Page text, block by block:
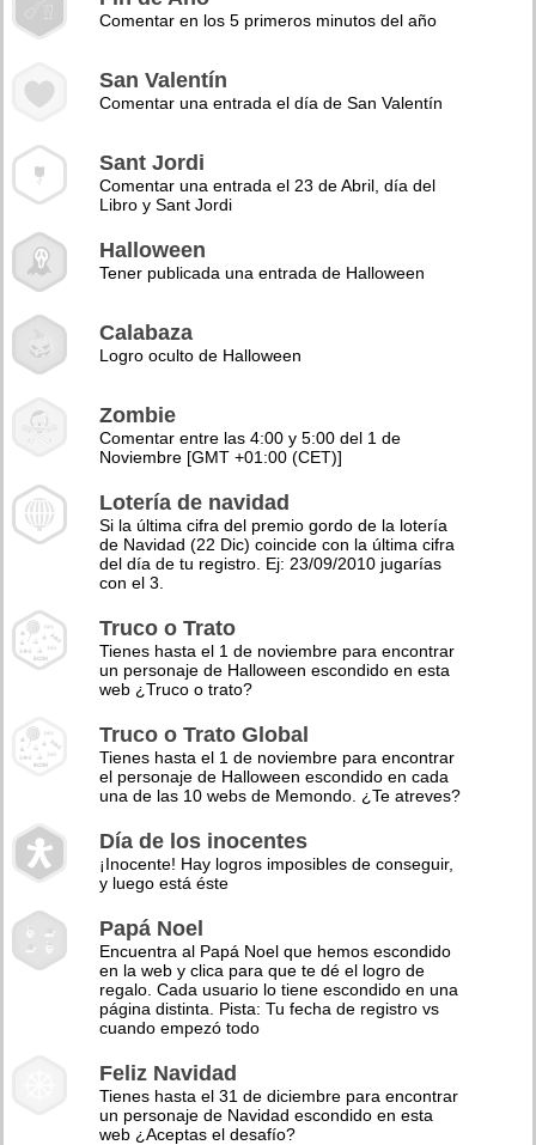
Comentar en los 5 primeros minutos del año
San Valentín
Comentar una entrada el día de San Valentín
Sant Jordi
Comentar una entrada el 23 de Abril, día del
Libro y Sant Jordi
Halloween
Tener publicada una entrada de Halloween
Calabaza
Logro oculto de Halloween
Zombie
Comentar entre las 4:00 y 5:00 del 1 de
Noviembre [GMT +01:00 (CET)]
Lotería de navidad
Si la última cifra del premio gordo de la lotería
de Navidad (22 Dic) coincide con la última cifra
del día de tu registro. Ej: 23/09/2010 jugarías
con el 3.
Truco o Trato
Tienes hasta el 1 de noviembre para encontrar
un personaje de Halloween escondido en esta
web ¿Truco o trato?
Truco o Trato Global
Tienes hasta el 1 de noviembre para encontrar
el personaje de Halloween escondido en cada
una de las 10 webs de Memondo. ¿Te atreves?
Día de los inocentes
¡Inocente! Hay logros imposibles de conseguir,
y luego está éste
Papá Noel
Encuentra al Papá Noel que hemos escondido
en la web y clica para que te dé el logro de
regalo. Cada usuario lo tiene escondido en una
página distinta. Pista: Tu fecha de registro vs
cuando empezó todo
Feliz Navidad
Tienes hasta el 31 de diciembre para encontrar
un personaje de Navidad escondido en esta
web ¿Aceptas el desafío?